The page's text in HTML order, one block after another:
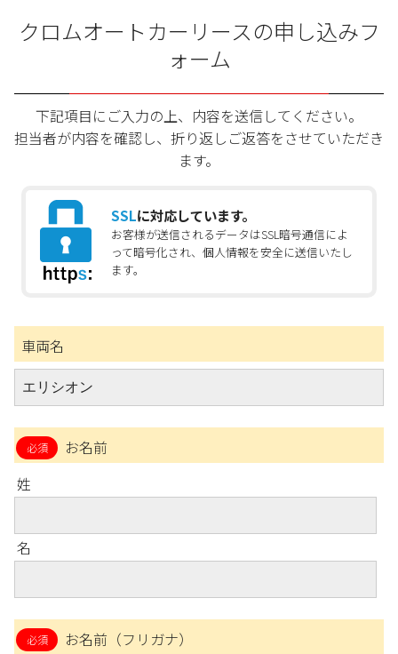
クロムオートカーリースの申し込みフ
ォーム
下記項目にご入力の上、内容を送信してください。
担当者が内容を確認し、折り返しご返答をさせていただき
ます。
SSLに対応しています。
お客様が送信されるデータはSSL暗号通信によ
って暗号化され、個人情報を安全に送信いたし
ます。
車両名
お名前
姓
名
お名前（フリガナ）